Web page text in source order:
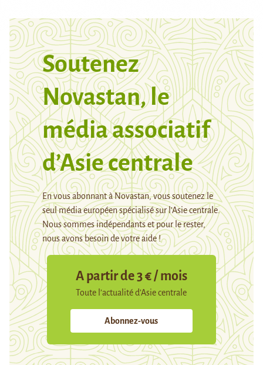
Soutenez
Novastan, le
média associatif
d’Asie centrale
En vous abonnant à Novastan, vous soutenez le
seul média européen spécialisé sur l’Asie centrale.
Nous sommes indépendants et pour le rester,
nous avons besoin de votre aide !
A partir de 3 € / mois
Toute l’actualité d’Asie centrale
Abonnez-vous